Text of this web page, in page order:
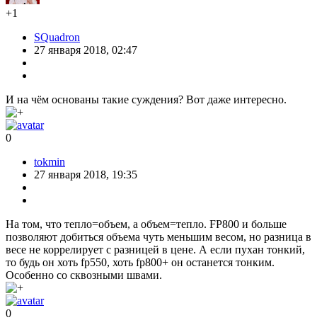
+1
SQuadron
27 января 2018, 02:47
И на чём основаны такие суждения? Вот даже интересно.
0
tokmin
27 января 2018, 19:35
На том, что тепло=объем, а объем=тепло. FP800 и больше
позволяют добиться объема чуть меньшим весом, но разница в
весе не коррелирует с разницей в цене. А если пухан тонкий,
то будь он хоть fp550, хоть fp800+ он останется тонким.
Особенно со сквозными швами.
0